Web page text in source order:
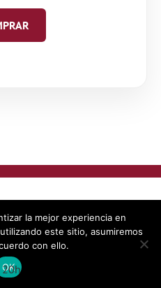
20h
la mejor experiencia en
este sitio, asumiremos
con ello.
OK